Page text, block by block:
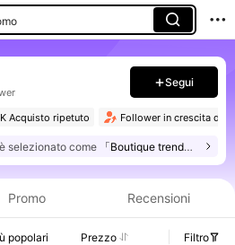
Segui
Acquisto ripetuto Follower in crescita del
selezionato come 「Boutique trendy」
Promo Recensioni
popolari Prezzo Filtro